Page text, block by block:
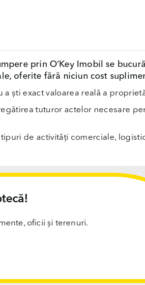
prin O’Key Imobil se
oferite fără niciun cost
a ști exact valoarea reală a
tuturor actelor necesare
de activități comerciale,
oficii și terenuri.